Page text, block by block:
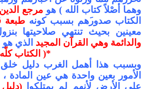
وهما أصْلاً كتاب الله ) هومرجع
الكتاب صدورهم بسبب كونهطبعة
معينين بحيث تنتهي صلاحيتها
والدائمة وهي القرآن المجيد الذي هو
*( الكتاب
وبسبب هذا أهمل الغرب دليل خلق
الأمور بعين واحدة هي عين المادة ،
على الأرض لأنهم لم يمتلكوا